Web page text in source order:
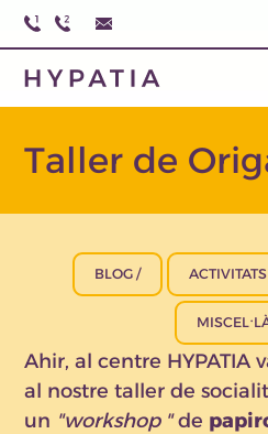
Taller de
BLOG / ACTIVITATS
Ahir, al centre HYPATIA
al nostre taller de
un
workshop de